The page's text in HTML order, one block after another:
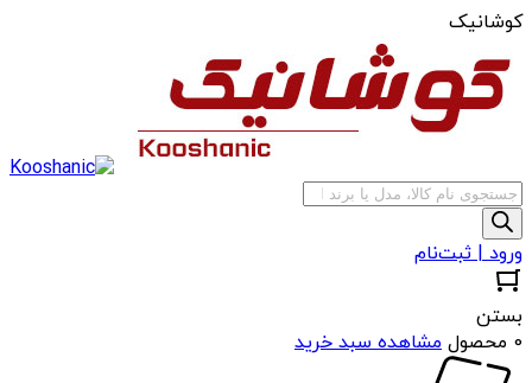
کوشانیک
جستجوی
محصولات
ورود | ثبت‌نام
بستن
0 محصول
مشاهده سبد خرید